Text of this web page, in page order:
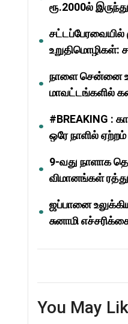
ரூ.2000ல்
சட்டப்பேரவையில்
உறுதிமொழிகள்:
நாளை சென்னை
மாவட்டங்களில்
#BREAKING :
ஒரே நாளில்
9-வது நாளாக
விமானங்கள்
ஜப்பானை
சுனாமி
You May